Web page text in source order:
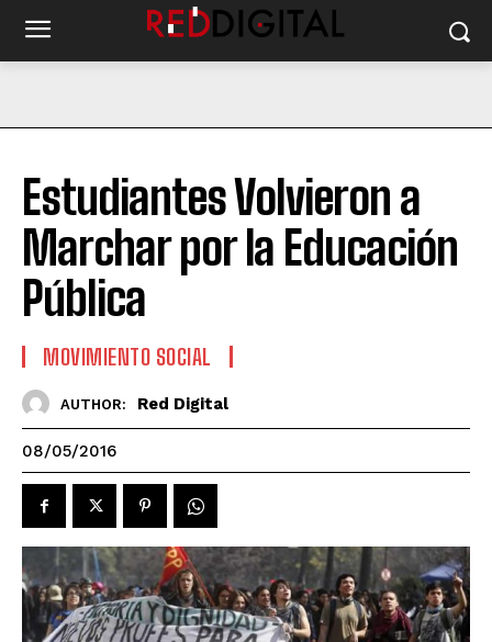
Estudiantes Volvieron a
Marchar por la Educación
Pública
MOVIMIENTO SOCIAL
AUTHOR: Red Digital
08/05/2016